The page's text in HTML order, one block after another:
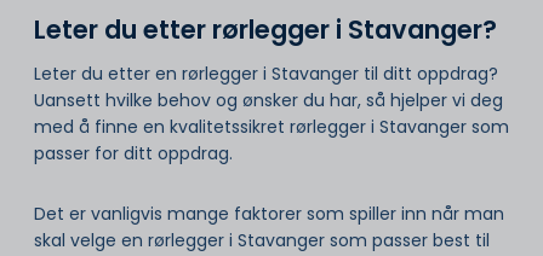
Leter du etter rørlegger i Stavanger?
Leter du etter en rørlegger i Stavanger til ditt oppdrag?
Uansett hvilke behov og ønsker du har, så hjelper vi deg
med å finne en kvalitetssikret rørlegger i Stavanger som
passer for ditt oppdrag.
Det er vanligvis mange faktorer som spiller inn når man
skal velge en rørlegger i Stavanger som passer best til